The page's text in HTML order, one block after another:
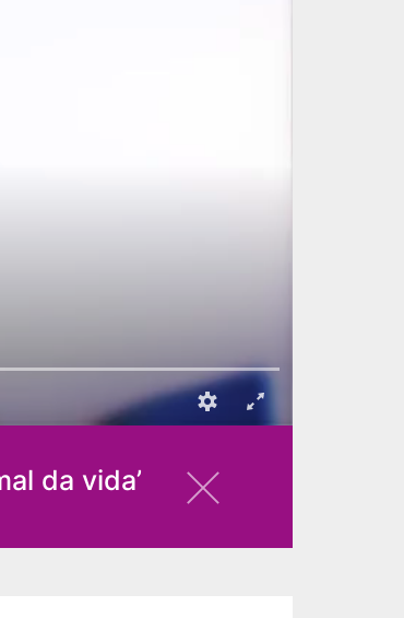
da vida’